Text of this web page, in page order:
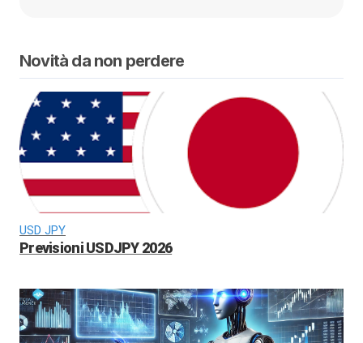
Novità da non perdere
USD JPY
Previsioni USDJPY 2026